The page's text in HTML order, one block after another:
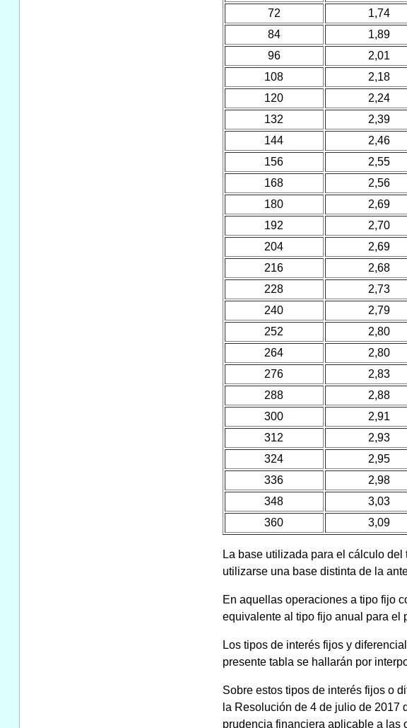
72
1,74
84
1,89
96
2,01
108
2,18
120
2,24
132
2,39
144
2,46
156
2,55
168
2,56
180
2,69
192
2,70
204
2,69
216
2,68
228
2,73
240
2,79
252
2,80
264
2,80
276
2,83
288
2,88
300
2,91
312
2,93
324
2,95
336
2,98
348
3,03
360
3,09
La base utilizada para el cálculo
utilizarse una base distinta de la
En aquellas operaciones a tipo fijo
equivalente al tipo fijo anual para el
Los tipos de interés fijos y
presente tabla se hallarán por
Sobre estos tipos de interés fijos o
la Resolución de 4 de julio de 2017
prudencia financiera aplicable a las